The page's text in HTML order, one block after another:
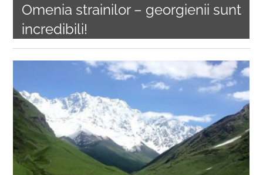
Omenia strainilor – georgienii sunt
incredibili!